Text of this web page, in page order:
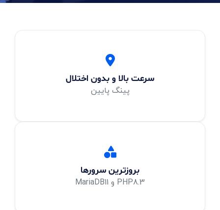
سرعت بالا و بدون اختلال
پینگ پایین
بروزترین سرورها
PHP8.3 و MariaDB11